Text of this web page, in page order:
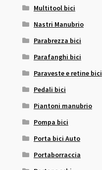
Multitool bici
Nastri Manubrio
Parabrezza bici
Parafanghi bici
Paraveste e retine bici
Pedali bici
Piantoni manubrio
Pompa bici
Porta bici Auto
Portaborraccia